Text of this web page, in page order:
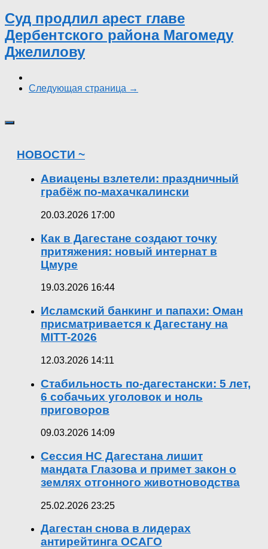
Суд продлил арест главе
Дербентского района Магомеду
Джелилову
Следующая страница →
НОВОСТИ ~
Авиацены взлетели: праздничный
грабёж по-махачкалински
20.03.2026 17:00
Как в Дагестане создают точку
притяжения: новый интернат в
Цмуре
19.03.2026 16:44
Исламский банкинг и папахи: Оман
присматривается к Дагестану на
MITT-2026
12.03.2026 14:11
Стабильность по-дагестански: 5 лет,
6 собачьих уголовок и ноль
приговоров
09.03.2026 14:09
Сессия НС Дагестана лишит
мандата Глазова и примет закон о
землях отгонного животноводства
25.02.2026 23:25
Дагестан снова в лидерах
антирейтинга ОСАГО